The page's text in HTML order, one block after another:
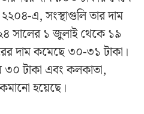
এ, সংস্থাগুলি তার দাম
সালের ১ জুলাই থেকে ১৯
দাম কমেছে ৩০-৩১ টাকা।
৩০ টাকা এবং কলকাতা,
হয়েছে।